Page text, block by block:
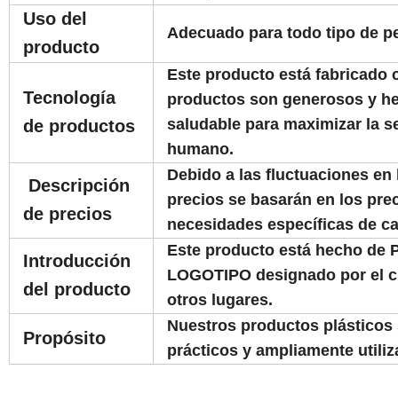
Uso del
producto
Adecuado para todo tipo de
Tecnología
de productos
Este producto está
productos son generosos y
saludable para maximizar la
humano.
Descripción
de precios
Debido a las fluctuaciones
precios se basarán en los
necesidades específicas de
Introducción
del producto
Este producto está hecho de
LOGOTIPO designado por el
otros lugares.
Propósito
Nuestros productos
prácticos y ampliamente